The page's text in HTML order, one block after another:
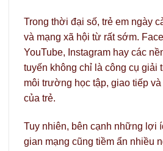
Trong thời đại số, trẻ em ngày
và mạng xã hội từ rất sớm.
YouTube, Instagram hay các
tuyến không chỉ là công cụ giải
môi trường học tập, giao tiếp
của trẻ.
Tuy nhiên, bên cạnh những lợi
gian mạng cũng tiềm ẩn nhiều